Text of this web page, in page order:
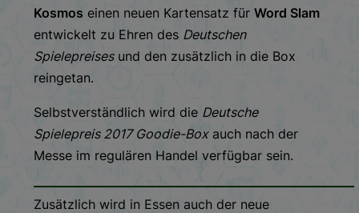
Kosmos einen neuen Kartensatz fürWord Slam
entwickelt zu Ehren des Deutschen
Spielepreisesund den zusätzlich in die Box
reingetan.
Selbstverständlich wird die Deutsche
Spielepreis 2017 Goodie-Boxauch nach der
Messe im regulären Handel verfügbar sein.
Zusätzlich wird in Essen auch der neue